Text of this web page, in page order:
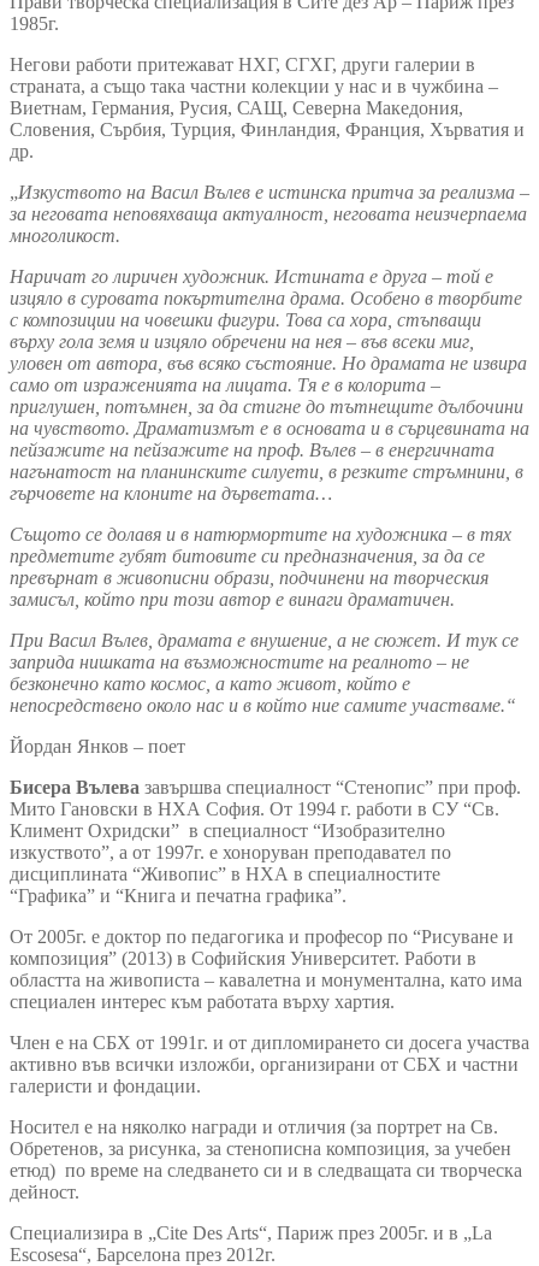
1985г.
Негови работи притежават НХГ, СГХГ, други галерии в
страната, а също така частни колекции у нас и в чужбина –
Виетнам, Германия, Русия, САЩ, Северна Македония,
Словения, Сърбия, Турция, Финландия, Франция, Хърватия и
др.
„Изкуството на Васил Вълев е истинска притча за реализма –
за неговата неповяхваща актуалност, неговата неизчерпаема
многоликост.
Наричат го лиричен художник. Истината е друга – той е
изцяло в суровата покъртителна драма. Особено в творбите
с композиции на човешки фигури. Това са хора, стъпващи
върху гола земя и изцяло обречени на нея – във всеки миг,
уловен от автора, във всяко състояние. Но драмата не извира
само от израженията на лицата. Тя е в колорита –
приглушен, потъмнен, за да стигне до тътнещите дълбочини
на чувството. Драматизмът е в основата и в сърцевината на
пейзажите на пейзажите на проф. Вълев – в енергичната
нагънатост на планинските силуети, в резките стръмнини, в
гърчовете на клоните на дърветата…
Същото се долавя и в натюрмортите на художника – в тях
предметите губят битовите си предназначения, за да се
превърнат в живописни образи, подчинени на творческия
замисъл, който при този автор е винаги драматичен.
При Васил Вълев, драмата е внушение, а не сюжет. И тук сe
заприда нишката на възможностите на реалното – не
безконечно като космос, а като живот, който е
непосредствено около нас и в който ние самите участваме.“
Йордан Янков – поет
Бисера Вълева завършва специалност “Стенопис” при проф.
Мито Гановски в НХА София. От 1994 г. работи в СУ “Св.
Климент Охридски” в специалност “Изобразително
изкуството”, а от 1997г. е хоноруван преподавател по
дисциплината “Живопис” в НХА в специалностите
“Графика” и “Книга и печатна графика”.
От 2005г. е доктор по педагогика и професор по “Рисуване и
композиция” (2013) в Софийския Университет. Работи в
областта на живописта – кавалетна и монументална, като има
специален интерес към работата върху хартия.
Член е на СБХ от 1991г. и от дипломирането си досега участва
активно във всички изложби, организирани от СБХ и частни
галеристи и фондации.
Носител е на няколко награди и отличия (за портрет на Св.
Обретенов, за рисунка, за стенописна композиция, за учебен
етюд) по време на следването си и в следващата си творческа
дейност.
Специализира в „Cite Des Arts“, Париж през 2005г. и в „La
Escosesa“, Барселона през 2012г.